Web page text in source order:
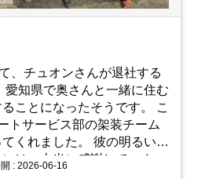
の「キラキラした光を浴び
す。ぜひカメラを持って出
を利用した農園ですので、
です。 雨対策: 雨上
やすくなることがありま
意しておくと安心ですね。
その年の気候によって見頃
かける前に必ず公式情報や
おわりに 梅雨の
、チュオンさんが退社する
愛知県で奥さんと一緒に住む
ことになったそうです。 こ
トサービス部の架装チーム
くれました。 彼の明るい笑
は、本当に感謝していま
: 2026-06-16